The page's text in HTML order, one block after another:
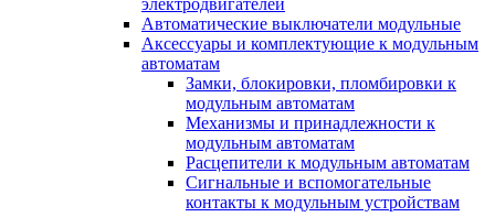
электродвигателей
Автоматические выключатели модульные
Аксессуары и комплектующие к модульным
автоматам
Замки, блокировки, пломбировки к
модульным автоматам
Механизмы и принадлежности к
модульным автоматам
Расцепители к модульным автоматам
Сигнальные и вспомогательные
контакты к модульным устройствам